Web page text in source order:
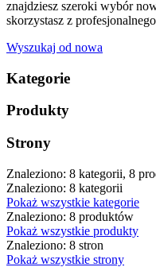
znajdziesz szeroki wybór
skorzystasz z
Wyszukaj od nowa
Kategorie
Produkty
Strony
Znaleziono: 8 kategorii, 8
Znaleziono: 8 kategorii
Pokaż wszystkie kategorie
Znaleziono: 8 produktów
Pokaż wszystkie produkty
Znaleziono: 8 stron
Pokaż wszystkie strony